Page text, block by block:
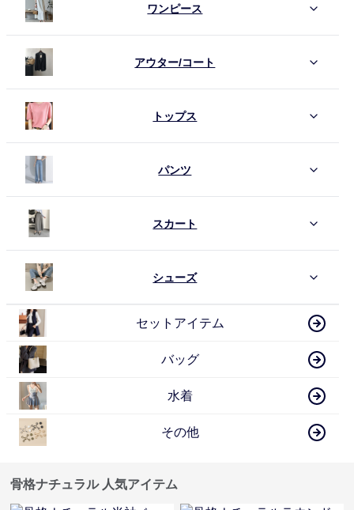
ワンピース
アウター/コート
トップス
パンツ
スカート
シューズ
セットアイテム
バッグ
水着
その他
骨格ナチュラル 人気アイテム